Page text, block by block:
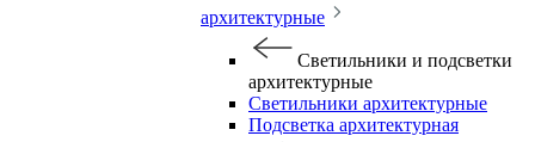
архитектурные
Светильники и подсветки
архитектурные
Светильники архитектурные
Подсветка архитектурная